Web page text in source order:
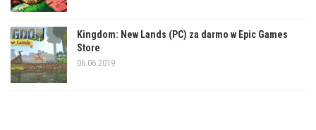
Kingdom: New Lands (PC) za darmo w Epic Games
Store
06.06.2019